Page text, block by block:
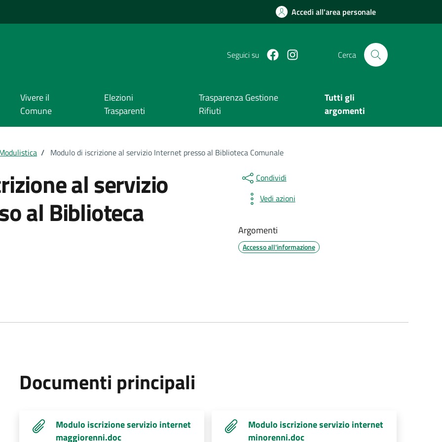
Accedi all'area personale
Seguici su FacebookInstagram Cerca
Vivere il
Comune
Elezioni
Trasparenti
Trasparenza Gestione
Rifiuti
Tutti gli
argomenti
/ Modulo di iscrizione al servizio Internet presso al Biblioteca Comunale
al servizio
al Biblioteca
Condividi
Vedi azioni
Argomenti
Accesso all'informazione
Documenti principali
Modulo iscrizione servizio internet
maggiorenni.doc
Modulo iscrizione servizio internet
minorenni.doc